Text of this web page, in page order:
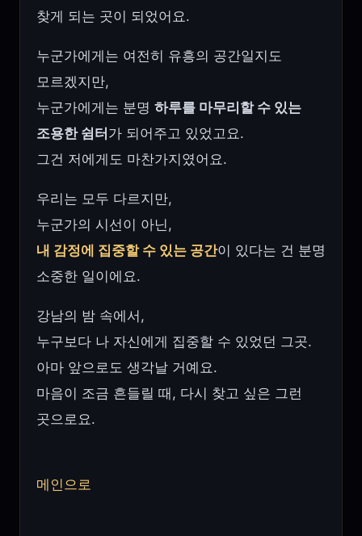
찾게 되는 곳이 되었어요.
누군가에게는 여전히 유흥의 공간일지도
모르겠지만,
누군가에게는 분명 하루를 마무리할 수 있는
조용한 쉼터 가 되어주고 있었고요.
그건 저에게도 마찬가지였어요.
우리는 모두 다르지만,
누군가의 시선이 아닌,
내 감정에 집중할 수 있는 공간이 있다는 건 분명
소중한 일이에요.
강남의 밤 속에서,
누구보다 나 자신에게 집중할 수 있었던 그곳.
아마 앞으로도 생각날 거예요.
마음이 조금 흔들릴 때, 다시 찾고 싶은 그런
곳으로요.
메인으로